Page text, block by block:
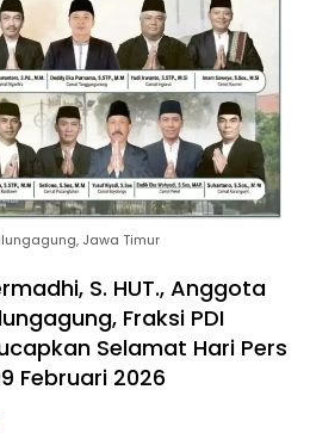
Jawa Timur
S. HUT., Anggota
Fraksi PDI
Selamat Hari Pers
Februari 2026